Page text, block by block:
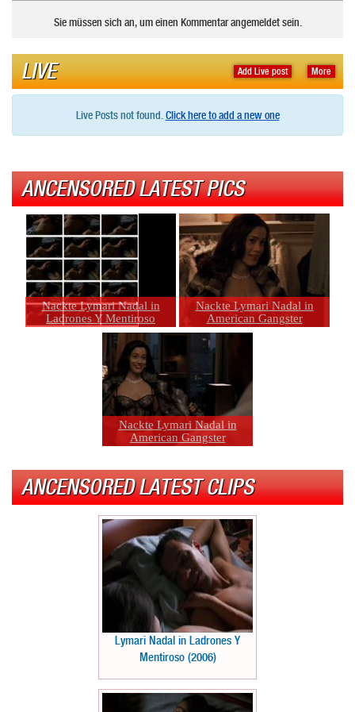
Sie müssen sich an, um einen Kommentar angemeldet sein.
More
Add Live post
LIVE
Live Posts not found. Click here to add a new one
ANCENSORED LATEST PICS
Nackte Lymari Nadal in
Ladrones Y Mentiroso
Nackte Lymari Nadal in
American Gangster
Nackte Lymari Nadal in
American Gangster
ANCENSORED LATEST CLIPS
Lymari Nadal in Ladrones Y
Mentiroso (2006)